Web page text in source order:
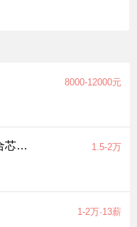
8000-12000元
高级测试工程师（模拟、数模混合芯片方向） 1.5-2万
1-2万·13薪